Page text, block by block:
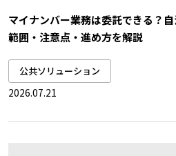
マイナンバー業務は委託できる？
範囲・注意点・進め方を解説
公共ソリューション
2026.07.21